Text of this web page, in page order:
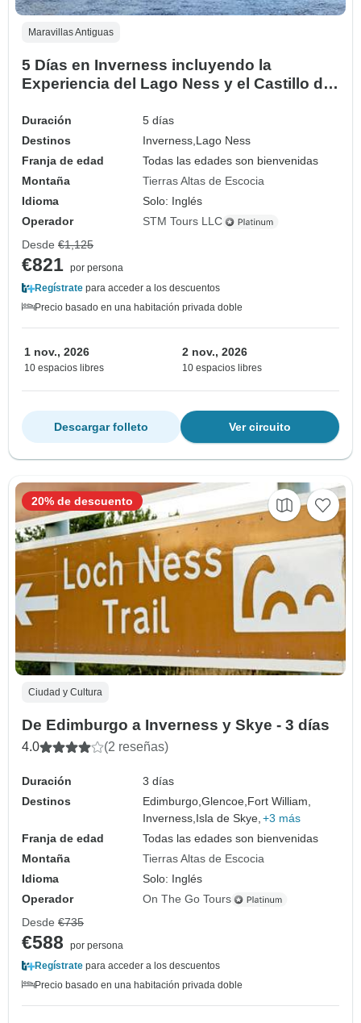
Maravillas Antiguas
5 Días en Inverness incluyendo la
Experiencia del Lago Ness y el Castillo de
Duración
5 días
Destinos
Inverness, Lago Ness
Franja de edad
Todas las edades son bienvenidas
Montaña
Tierras Altas de Escocia
Idioma
Solo: Inglés
Operador
STM Tours LLC
Desde €1,125
€821 por persona
Regístrate para acceder a los descuentos
Precio basado en una habitación privada doble
1 nov., 2026
10 espacios libres
2 nov., 2026
10 espacios libres
Ver circuito
Descargar folleto
Ciudad y Cultura
De Edimburgo a Inverness y Skye - 3 días
4.0 (2 reseñas)
Duración
3 días
Destinos
Edimburgo,Glencoe,Fort William,
Inverness,Isla de Skye, +3 más
Franja de edad
Todas las edades son bienvenidas
Montaña
Tierras Altas de Escocia
Idioma
Solo: Inglés
Operador
On The Go Tours
20% de descuento
Desde €735
€588
por persona
Regístrate para acceder a los descuentos
Precio basado en una habitación privada doble